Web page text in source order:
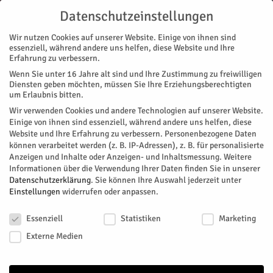
Start
« Alle Veranstaltungen
Diese Veranstaltung hat bereits stattgefunden.
KulturCafé: Joachim Ringelnatz
Datenschutzeinstellungen
Wir nutzen Cookies auf unserer Website. Einige von ihnen sind
essenziell, während andere uns helfen, diese Website und Ihre
Erfahrung zu verbessern.
Wenn Sie unter 16 Jahre alt sind und Ihre Zustimmung zu freiwilligen
Diensten geben möchten, müssen Sie Ihre Erziehungsberechtigten
um Erlaubnis bitten.
Wir verwenden Cookies und andere Technologien auf unserer Website.
Einige von ihnen sind essenziell, während andere uns helfen, diese
Website und Ihre Erfahrung zu verbessern. Personenbezogene Daten
können verarbeitet werden (z. B. IP-Adressen), z. B. für personalisierte
Anzeigen und Inhalte oder Anzeigen- und Inhaltsmessung. Weitere
Informationen über die Verwendung Ihrer Daten finden Sie in unserer
Datenschutzerklärung. Sie können Ihre Auswahl jederzeit unter
Einstellungen widerrufen oder anpassen.
Essenziell
Statistiken
Marketing
Externe Medien